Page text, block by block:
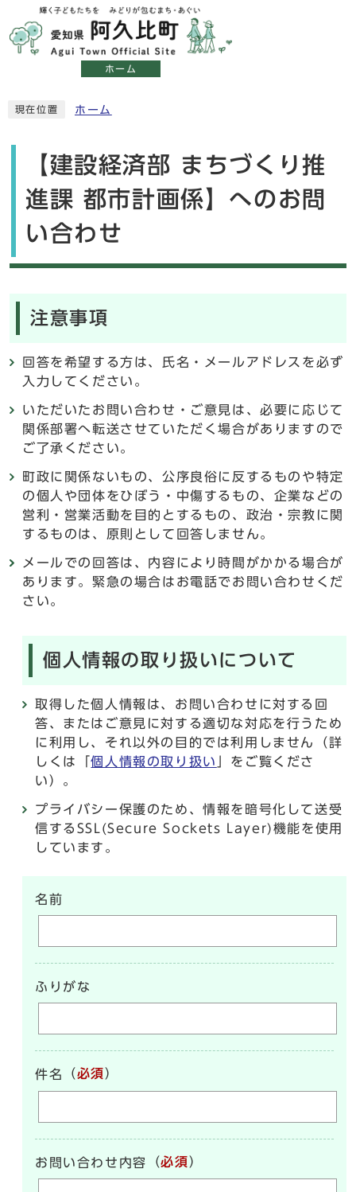
ホーム
現在位置 ホーム
【建設経済部 まちづくり推
進課 都市計画係】へのお問
い合わせ
注意事項
回答を希望する方は、氏名・メールアドレスを必ず
入力してください。
いただいたお問い合わせ・ご意見は、必要に応じて
関係部署へ転送させていただく場合がありますので
ご了承ください。
町政に関係ないもの、公序良俗に反するものや特定
の個人や団体をひぼう・中傷するもの、企業などの
営利・営業活動を目的とするもの、政治・宗教に関
するものは、原則として回答しません。
メールでの回答は、内容により時間がかかる場合が
あります。緊急の場合はお電話でお問い合わせくだ
さい。
個人情報の取り扱いについて
取得した個人情報は、お問い合わせに対する回
答、またはご意見に対する適切な対応を行うため
に利用し、それ以外の目的では利用しません（詳
しくは「個人情報の取り扱い
」をご覧くださ
い）。
プライバシー保護のため、情報を暗号化して送受
信するSSL(Secure Sockets Layer)機能を使用
しています。
名前
ふりがな
件名 （必須）
お問い合わせ内容 （必須）